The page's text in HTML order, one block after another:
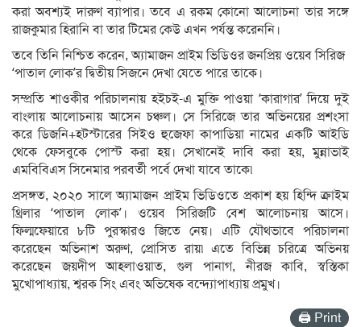
করা অবশ্যই দারুণ ব্যাপার। তবে এ রকম কোনো আলোচনা তার সঙ্গে
রাজকুমার হিরানি বা তার টিমের কেউ এখন পর্যন্ত করেননি।
তবে তিনি নিশ্চিত করেন, অ্যামাজন প্রাইম ভিডিওর জনপ্রিয় ওয়েব সিরিজ
‘পাতাল লোক’র দ্বিতীয় সিজনে দেখা যেতে পারে তাকে।
সম্প্রতি শাওকীর পরিচালনায় হইচই-এ মুক্তি পাওয়া ‘কারাগার’ দিয়ে দুই
বাংলায় আলোচনায় আসেন চঞ্চল। সে সিরিজে তার অভিনয়ের প্রশংসা
করে ডিজনি+হটস্টারের সিইও হুজেফা কাপাডিয়া নামের একটি আইডি
থেকে ফেসবুকে পোস্ট করা হয়। সেখানেই দাবি করা হয়, মুন্নাভাই
এমবিবিএস সিনেমার পরবর্তী পর্বে দেখা যাবে তাকে৷
প্রসঙ্গত, ২০২০ সালে অ্যামাজন প্রাইম ভিডিওতে প্রকাশ হয় হিন্দি ক্রাইম
থ্রিলার ‘পাতাল লোক’। ওয়েব সিরিজটি বেশ আলোচনায় আসে।
ফিল্মফেয়ারে ৮টি পুরস্কারও জিতে নেয়। এটি যৌথভাবে পরিচালনা
করেছেন অভিনাশ অরুণ, প্রোসিত রায়৷ এতে বিভিন্ন চরিত্রে অভিনয়
করেছেন জয়দীপ আহলাওয়াত, গুল পানাগ, নীরজ কাবি, স্বস্তিকা
মুখোপাধ্যায়, শ্বরক সিং এবং অভিষেক বন্দ্যোপাধ্যায় প্রমুখ।
🖨 Print